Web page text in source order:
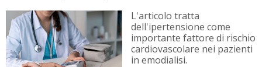
L'articolo tratta
dell'ipertensione come
importante fattore di rischio
cardiovascolare nei pazienti
in emodialisi.